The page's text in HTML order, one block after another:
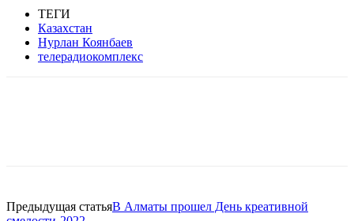
ТЕГИ
Казахстан
Нурлан Коянбаев
телерадиокомплекс
Предыдущая статьяВ Алматы прошел День креативной